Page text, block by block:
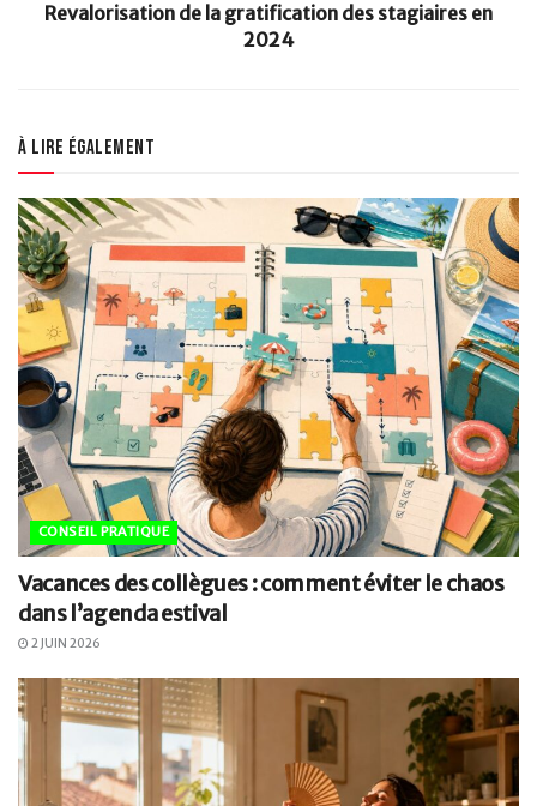
Revalorisation de la gratification des stagiaires en
2024
À lire également
CONSEIL PRATIQUE
Vacances des collègues : comment éviter le chaos
dans l’agenda estival
2 JUIN 2026